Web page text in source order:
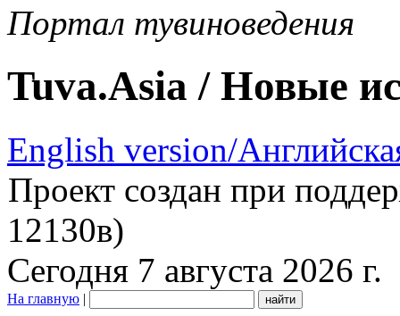
Портал тувиноведения
Tuva.Asia / Новые
English version/
Проект создан при
12130в)
Сегодня 7 августа 2026 г.
На главную |